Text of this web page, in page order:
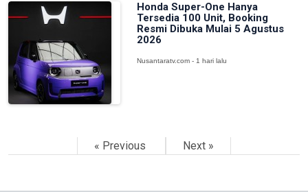
Honda Super-One Hanya
Tersedia 100 Unit, Booking
Resmi Dibuka Mulai 5 Agustus
2026
Nusantaratv.com - 1 hari lalu
« Previous Next »